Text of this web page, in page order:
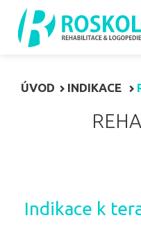
ÚVOD INDIKACE
Indikace k